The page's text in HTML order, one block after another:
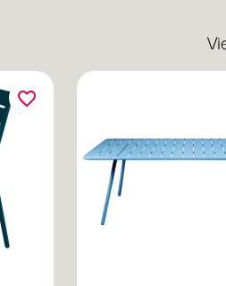
favorite_border